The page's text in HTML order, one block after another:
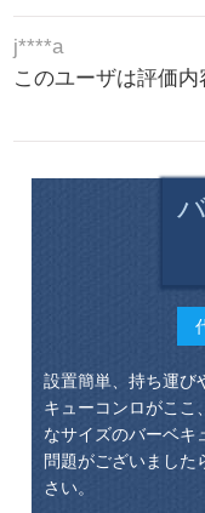
j****a
このユーザは評価内
設置簡単、持ち運び
キューコンロがここ
なサイズのバーベキ
問題がございました
さい。